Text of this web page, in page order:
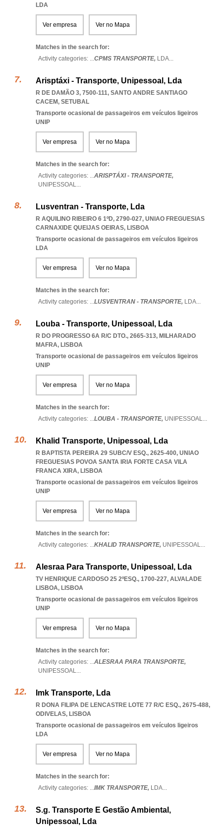
LDA
Ver empresa Ver no Mapa
Matches in the search for:
Activity categories: ...CPMS TRANSPORTE, LDA...
Arisptáxi - Transporte, Unipessoal, Lda
R DE DAMÃO 3, 7500-111, SANTO ANDRE SANTIAGO
CACEM, SETUBAL
Transporte ocasional de passageiros em veículos ligeiros
UNIP
Ver empresa Ver no Mapa
Matches in the search for:
Activity categories: ...ARISPTÁXI - TRANSPORTE,
UNIPESSOAL...
Lusventran - Transporte, Lda
R AQUILINO RIBEIRO 6 1ºD, 2790-027, UNIAO FREGUESIAS
CARNAXIDE QUEIJAS OEIRAS, LISBOA
Transporte ocasional de passageiros em veículos ligeiros
LDA
Ver empresa Ver no Mapa
Matches in the search for:
Activity categories: ...LUSVENTRAN - TRANSPORTE, LDA...
Louba - Transporte, Unipessoal, Lda
R DO PROGRESSO 6A R/C DTO., 2665-313, MILHARADO
MAFRA, LISBOA
Transporte ocasional de passageiros em veículos ligeiros
UNIP
Ver empresa Ver no Mapa
Matches in the search for:
Activity categories: ...LOUBA - TRANSPORTE, UNIPESSOAL...
Khalid Transporte, Unipessoal, Lda
R BAPTISTA PEREIRA 29 SUBC/V ESQ., 2625-400, UNIAO
FREGUESIAS POVOA SANTA IRIA FORTE CASA VILA
FRANCA XIRA, LISBOA
Transporte ocasional de passageiros em veículos ligeiros
UNIP
Ver empresa Ver no Mapa
Matches in the search for:
Activity categories: ...KHALID TRANSPORTE, UNIPESSOAL...
Alesraa Para Transporte, Unipessoal, Lda
TV HENRIQUE CARDOSO 25 2ºESQ., 1700-227, ALVALADE
LISBOA, LISBOA
Transporte ocasional de passageiros em veículos ligeiros
UNIP
Ver empresa Ver no Mapa
Matches in the search for:
Activity categories: ...ALESRAA PARA TRANSPORTE,
UNIPESSOAL...
Imk Transporte, Lda
R DONA FILIPA DE LENCASTRE LOTE 77 R/C ESQ., 2675-488,
ODIVELAS, LISBOA
Transporte ocasional de passageiros em veículos ligeiros
LDA
Ver empresa Ver no Mapa
Matches in the search for:
Activity categories: ...IMK TRANSPORTE, LDA...
S.g. Transporte E Gestão Ambiental,
Unipessoal, Lda